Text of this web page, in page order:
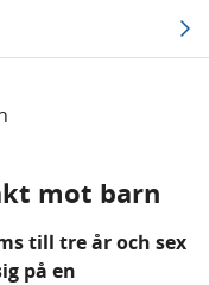
mot barn
till tre år och sex
på en